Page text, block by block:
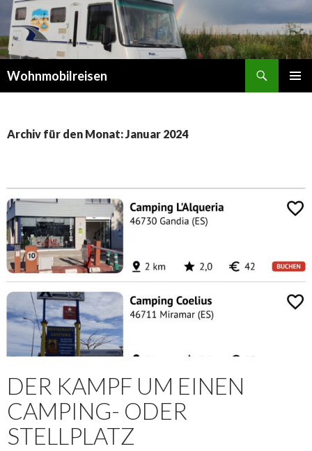
Wohnmobilreisen
Archiv für den Monat: Januar 2024
DER KAMPF UM EINEN
CAMPING- ODER
STELLPLATZ